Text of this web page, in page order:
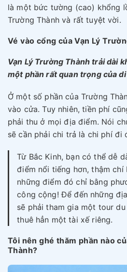
là một bức tường (cao) khổng
Trường Thành và rất tuyệt vời.
Vé vào cổng của Vạn Lý
Vạn Lý Trường Thành trải dài
một phần rất quan trọng của
Ở một số phần của Trường
vào cửa. Tuy nhiên, tiền phí
phải thu ở mọi địa điểm. Nói
sẽ cần phải chi trả là chi phí đi
Từ Bắc Kinh, bạn có thể dễ
điểm nổi tiếng hơn, thậm chí
những điểm đó chỉ bằng
công cộng! Để đến những
sẽ phải tham gia một tour
thuê hẳn một tài xế riêng.
Tôi nên ghé thăm phần nào
Thành?